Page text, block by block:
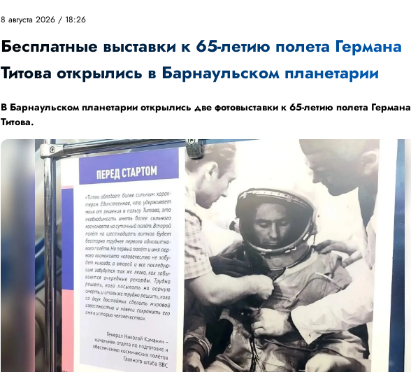
8 августа 2026 / 18:26
Бесплатные выставки к 65-летию полета Германа
Титова открылись в Барнаульском планетарии
В Барнаульском планетарии открылись две фотовыставки к 65-летию полета Германа
Титова.